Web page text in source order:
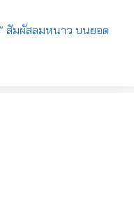
สัมผัสลมหนาว บนยอด